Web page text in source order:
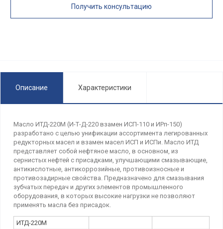
Получить консультацию
Описание Характеристики
Масло ИТД-220М (И-Т-Д-220 взамен ИСП-110 и ИРп-150)
разработано с целью унификации ассортимента легированных
редукторных масел и взамен масел ИСП и ИСПи. Масло ИТД
представляет собой нефтяное масло, в основном, из
сернистых нефтей с присадками, улучшающими смазывающие,
антикислотные, антикоррозийные, противоизносные и
противозадирные свойства. Предназначено для смазывания
зубчатых передач и других элементов промышленного
оборудования, в которых высокие нагрузки не позволяют
применять масла без присадок.
ИТД-220М